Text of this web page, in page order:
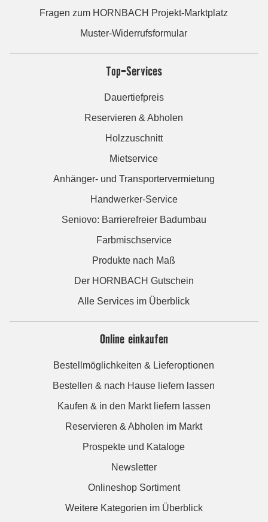
Fragen zum HORNBACH Projekt-Marktplatz
Muster-Widerrufsformular
Top-Services
Dauertiefpreis
Reservieren & Abholen
Holzzuschnitt
Mietservice
Anhänger- und Transportervermietung
Handwerker-Service
Seniovo: Barrierefreier Badumbau
Farbmischservice
Produkte nach Maß
Der HORNBACH Gutschein
Alle Services im Überblick
Online einkaufen
Bestellmöglichkeiten & Lieferoptionen
Bestellen & nach Hause liefern lassen
Kaufen & in den Markt liefern lassen
Reservieren & Abholen im Markt
Prospekte und Kataloge
Newsletter
Onlineshop Sortiment
Weitere Kategorien im Überblick